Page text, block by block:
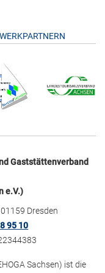
Gaststättenverband
e.V.)
Dresden
95 10
Sachsen) ist die